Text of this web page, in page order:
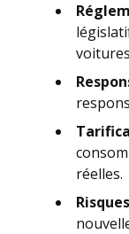
réelles.
Risques